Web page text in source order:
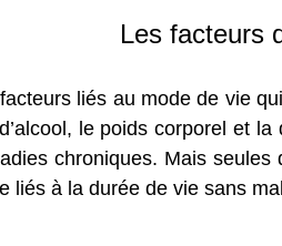
Les facteurs
liés au mode de vie
le poids corporel et
chroniques. Mais
liés à la durée de vie sans